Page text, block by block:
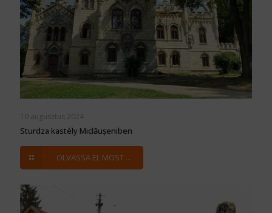
10 augusztus 2024
Sturdza kastély Miclăușeniben
OLVASSA EL MOST ...